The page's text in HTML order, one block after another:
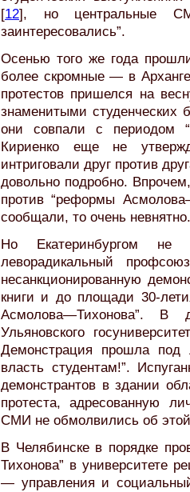
[12], но центральные
заинтересовались”.
Осенью того же года
более скромные — в
протестов пришелся на
знаменитыми студенческих
они совпали с периодом
Кириенко еще не
интриговали друг против
довольно подробно.
против “реформы
сообщали, то очень невнятно.
Но Екатеринбургом
леворадикальный
несанкционированную
книги и до площади 30-
Асмолова—Тихонова”. В
Ульяновского
Демонстрация прошла под
власть студентам!”.
демонстрантов в здании
протеста, адресованную
СМИ не обмолвились об
В Челябинске в порядке
Тихонова” в университете
— управления и